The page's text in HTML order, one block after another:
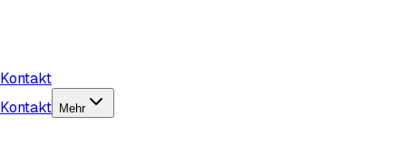
Kontakt
Kontakt Mehr